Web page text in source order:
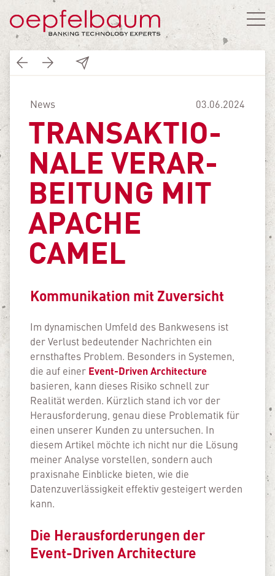
News 03.06.2024
TRANS­AK­TIO­
NA­LE VER­AR­
BEI­TUNG MIT
APACHE
CAMEL
Kommunikation mit Zuversicht
Im dynamischen Umfeld des Bankwesens ist
der Verlust bedeutender Nachrichten ein
ernsthaftes Problem. Besonders in Systemen,
die auf einer Event-Driven Architecture
basieren, kann dieses Risiko schnell zur
Realität werden. Kürzlich stand ich vor der
Herausforderung, genau diese Problematik für
einen unserer Kunden zu untersuchen. In
diesem Artikel möchte ich nicht nur die Lösung
meiner Analyse vorstellen, sondern auch
praxisnahe Einblicke bieten, wie die
Datenzuverlässigkeit effektiv gesteigert werden
kann.
Die Herausforderungen der
Event-Driven Architecture